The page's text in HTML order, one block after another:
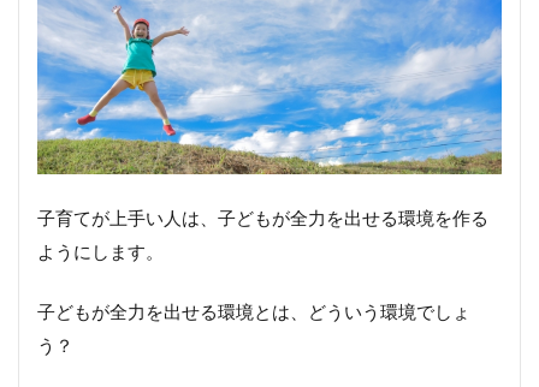
子育てが上手い人は、子どもが全力を出せる環境を作る
ようにします。
子どもが全力を出せる環境とは、どういう環境でしょ
う？